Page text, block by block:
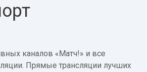
каналов «Матч!» и все
Прямые трансляции лучших